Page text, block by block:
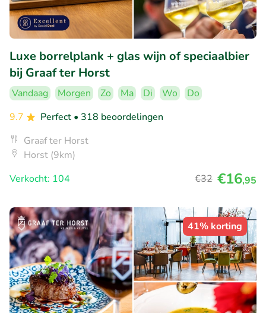
Luxe borrelplank + glas wijn of speciaalbier
bij Graaf ter Horst
Vandaag Morgen Zo Ma Di Wo
Do
9.7
Perfect • 318 beoordelingen
Graaf ter Horst
Horst (9km)
Verkocht: 104
€32 €16,95
41% korting